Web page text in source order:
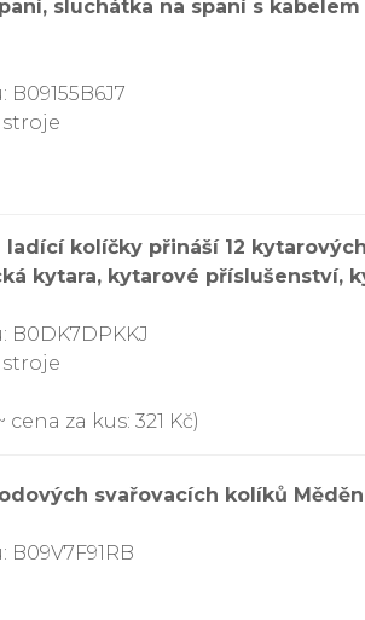
sluchátka na spaní s
ladící kolíčky přináší 12
kytara, kytarové příslušenství,
B0DK7DPKKJ
za kus: 321 Kč)
svařovacích kolíků